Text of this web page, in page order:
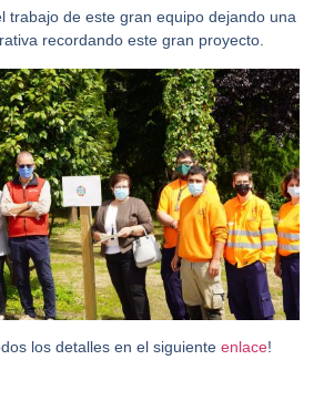
trabajo de este gran equipo dejando una
recordando este gran proyecto.
los detalles en el siguiente enlace!